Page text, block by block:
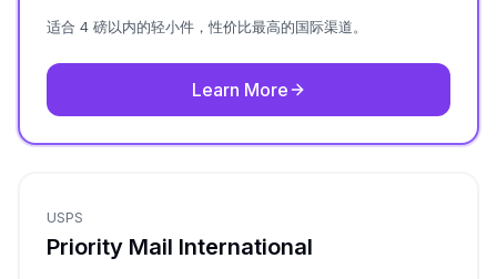
适合 4 磅以内的轻小件，性价比最高的国际渠道。
Learn More
USPS
Priority Mail International